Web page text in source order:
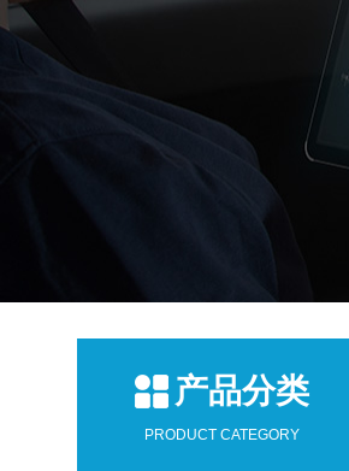
产品分类
PRODUCT CATEGORY